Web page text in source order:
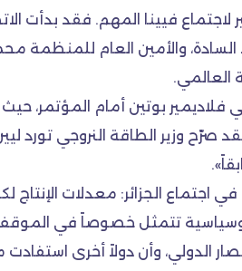
لاجتماع فيينا المهم. فقد
والأمين العام للمنظمة
بوتين أمام المؤتمر،
وزير الطاقة النروجي تورد
الجزائر: معدلات الإنتاج
تتمثل خصوصاً في الموقف
الحصار الدولي، وأن دولاً أخرى